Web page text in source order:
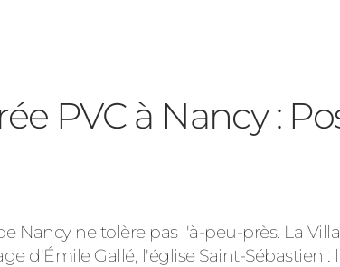
PVC à Nancy :
Nancy ne tolère pas l'à-peu-près. La
d'Émile Gallé, l'église Saint-Sébastien :